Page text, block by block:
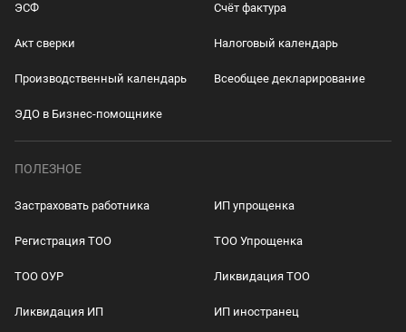
ЭСФ Счёт фактура
Акт сверки Налоговый календарь
Производственный календарь Всеобщее декларирование
ЭДО в Бизнес-помощнике
ПОЛЕЗНОЕ
Застраховать работника ИП упрощенка
Регистрация ТОО ТОО Упрощенка
ТОО ОУР Ликвидация ТОО
Ликвидация ИП ИП иностранец